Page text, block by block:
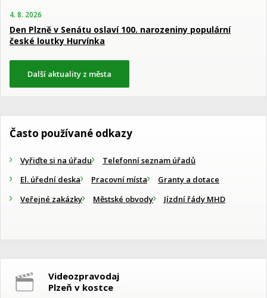
4. 8. 2026
Den Plzně v Senátu oslaví 100. narozeniny populární
české loutky Hurvínka
Další aktuality z města
Často používané odkazy
Vyřiďte si na úřadu
Telefonní seznam úřadů
El. úřední deska
Pracovní místa
Granty a dotace
Veřejné zakázky
Městské obvody Jízdní řády MHD
Videozpravodaj
Plzeň v kostce